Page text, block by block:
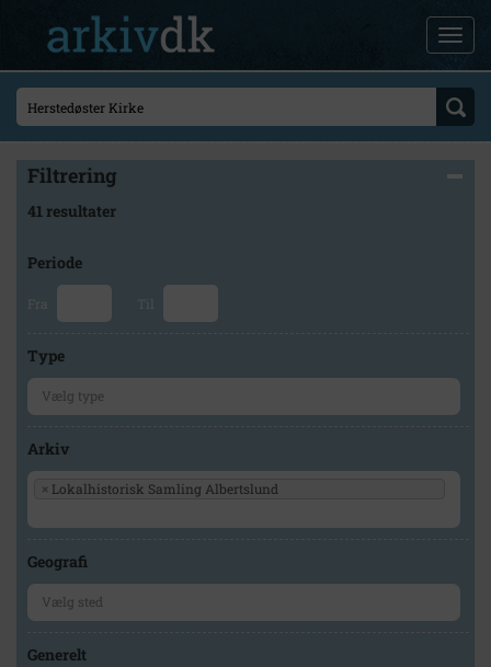
Filtrering
41 resultater
Periode
Fra Til
Type
Arkiv
× Lokalhistorisk Samling Albertslund
Geografi
Generelt